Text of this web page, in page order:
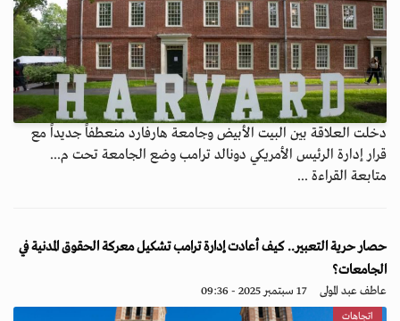
دخلت العلاقة بين البيت الأبيض وجامعة هارفارد منعطفاً جديداً مع
قرار إدارة الرئيس الأمريكي دونالد ترامب وضع الجامعة تحت م...
متابعة القراءة ...
حصار حرية التعبير.. كيف أعادت إدارة ترامب تشكيل معركة الحقوق المدنية في
الجامعات؟
عاطف عبد المولى 17 سبتمبر 2025 - 09:36
اتجاهات